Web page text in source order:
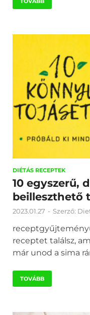
DIÉTÁS RECEPTEK
10 egyszerű,
beilleszthető
2023.01.27 - Szerző:
receptet találsz,
már unod a sima
TOVÁBB